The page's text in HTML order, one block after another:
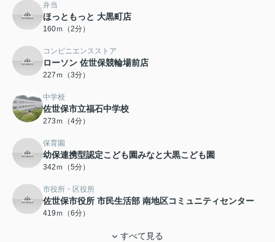
弁当
ほっともっと 大黒町店
160ｍ（2分）
コンビニエンスストア
ローソン 佐世保競輪場前店
227ｍ（3分）
中学校
佐世保市立福石中学校
273ｍ（4分）
保育園
幼保連携型認定こども園みなと大黒こども園
342ｍ（5分）
市役所・区役所
佐世保市役所 市民生活部 南地区コミュニティセンター
419ｍ（6分）
すべて見る